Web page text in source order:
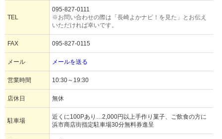
TEL
095-827-0111
※お問い合わせの際は「長崎よかナビ！を見た」とお伝え
いただければ幸いです。
FAX 095-827-0115
メール メールを送る
営業時間 10:30～19:30
店休日 無休
駐車場
近くに100Pあり…2,000円以上手作り菓子、ご飲食の方に
浜市商店街指定駐車場30分無料券進呈